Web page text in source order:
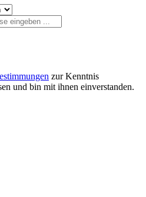
zur Kenntnis
und bin mit ihnen einverstanden.